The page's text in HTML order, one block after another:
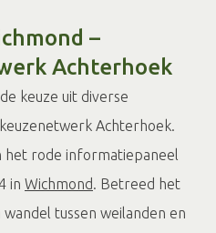
–
Achterhoek
keuze uit diverse
Achterhoek.
het rode informatiepaneel
in Wichmond. Betreed het
tussen weilanden en